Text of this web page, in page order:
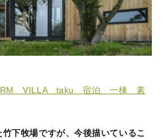
FARM VILLA taku 宿泊 一棟 素
下牧場ですが、今後描いているこ